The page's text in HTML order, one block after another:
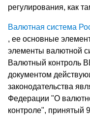
регулирования, как
Валютная система
, ее основные
элементы валютной
Валютный
документом
законодательства
Федерации "О
контроле", принятый